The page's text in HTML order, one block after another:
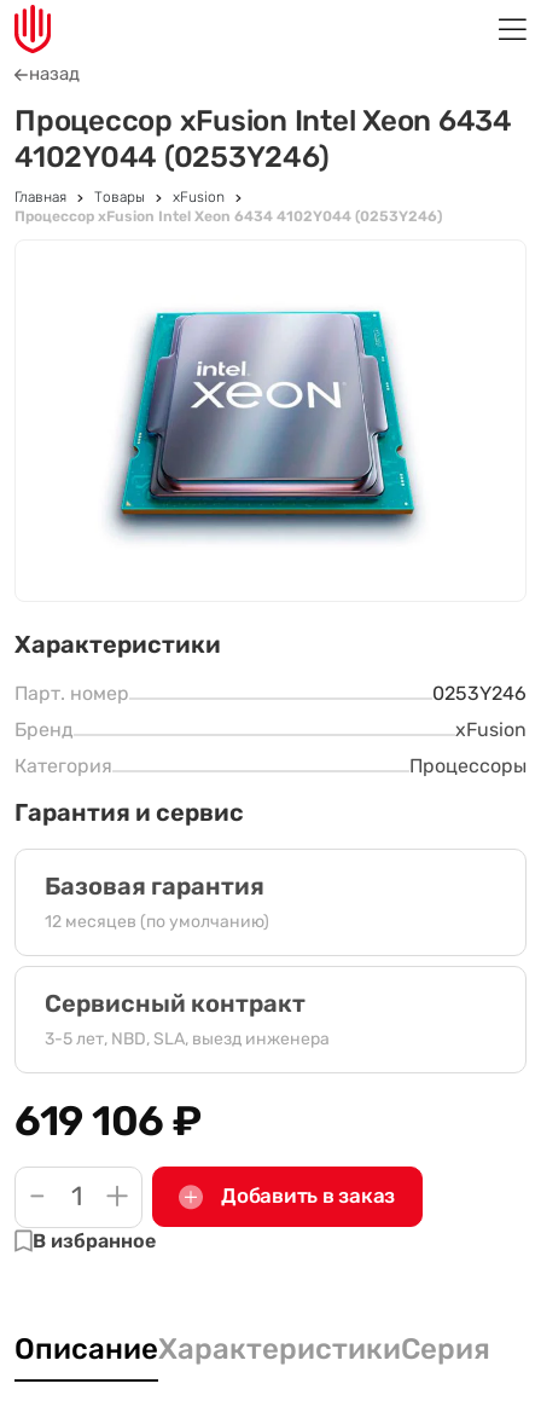
назад
Процессор xFusion Intel Xeon 6434
4102Y044 (0253Y246)
Главная Товары
xFusion
Процессор xFusion Intel Xeon 6434 4102Y044 (0253Y246)
Характеристики
Парт. номер
0253Y246
Бренд
xFusion
Категория
Процессоры
Гарантия и сервис
Базовая гарантия
12 месяцев (по умолчанию)
Сервисный контракт
3-5 лет, NBD, SLA, выезд инженера
619 106₽
- + Добавить в заказ
В избранное
ОписаниеХарактеристикиСерия